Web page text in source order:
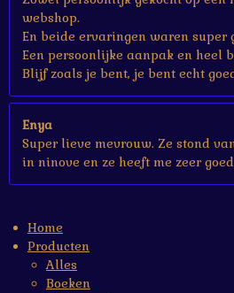
webshop.
En beide ervaringen waren super
Een persoonlijke aanpak en heel
Blijf zoals je bent, je bent echt
Enya
Super lieve mevrouw. Ze stond
in ninove en ze heeft me zeer
Home
Producten
Alles
Boeken